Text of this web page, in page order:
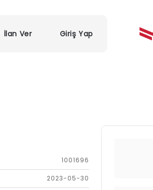
İlan Ver Giriş Yap
1001696
2023-05-30